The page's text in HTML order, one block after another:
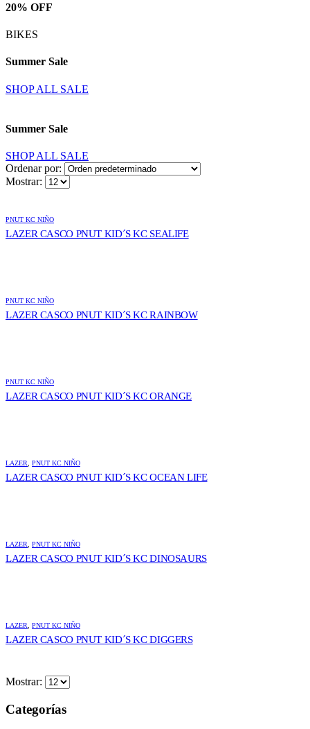
20% OFF
BIKES
Summer Sale
SHOP ALL SALE
Summer Sale
SHOP ALL SALE
Ordenar por:
Mostrar:
PNUT KC NIÑO
LAZER CASCO PNUT KID´S KC SEALIFE
PNUT KC NIÑO
LAZER CASCO PNUT KID´S KC RAINBOW
PNUT KC NIÑO
LAZER CASCO PNUT KID´S KC ORANGE
LAZER, PNUT KC NIÑO
LAZER CASCO PNUT KID´S KC OCEAN LIFE
LAZER, PNUT KC NIÑO
LAZER CASCO PNUT KID´S KC DINOSAURS
LAZER, PNUT KC NIÑO
LAZER CASCO PNUT KID´S KC DIGGERS
Mostrar:
Categorías